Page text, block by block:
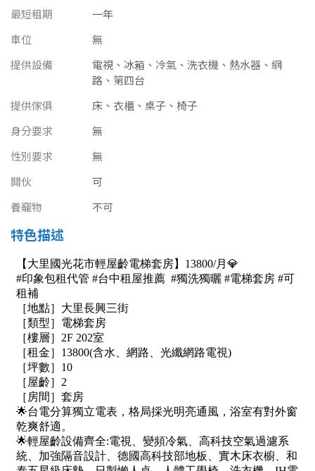
嘉義市
嘉義縣
高雄市
澎湖縣
台東縣
花蓮縣
金門連江
坪數
20~30 坪 30~40 坪
40~50 坪 50~60 坪
樓層
不拘
1樓
3樓
5~10樓 11~20樓
21樓以上
最短租期
一年
車位
無
提供設備
電視、冰箱、冷氣、洗衣機、熱水器、網
路、第四台
提供傢俱
床、衣櫃、桌子、椅子
身分要求
無
性別要求
無
開伙
可
養竉物
不可
特色描述